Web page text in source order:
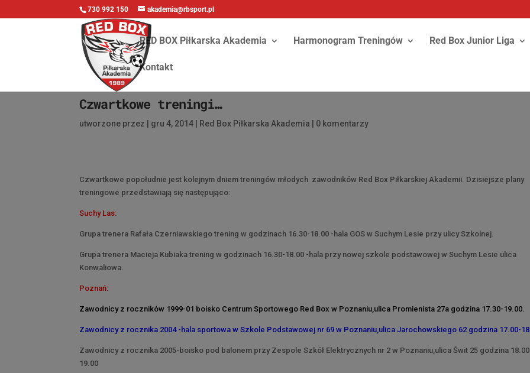
730 992 150 akademia@rbsport.pl
RED BOX Piłkarska Akademia Harmonogram Treningów Red Box Junior Liga
Kontakt
Czwartkowe treningi…
utworzone przez gru 4, 2014 Red Box Piłkarska Akademia 0 komentarzy
Czwartkowe popołudnie jest kolejnym dniem treningów młodych zawodników Red Box Piłkarskiej Akademii. Dzisiejsze plany
treningowe przedstawiają się następująco:
Suchy Las:
Grupa trenera Rafała Czerniawskiego trening w godzinach 16.30-18.00 -hala GOS w Suchym Lesie przy ulicy Szkolnej.
Grupa trenera Macieja Kubiaka trening w godzinach 16.30-18.00 -hala przy nowej szkole podstawowej w Suchym Lesie ulica
Konwaliowa.
Poznań:
Zawodnicy z roczników 1999-01 boisko Centrum Sportowego Red Box w Poznaniu,ulica Promienista 27a godzina 17.30-19.00.
Zawodnicy z rocznika 2004 -hala sportowa w Szkole Podstawowej nr 69 w Poznaniu,ulica Jarochowskiego 62 godzina 17.00-
Zawodnicy z rocznika 2005-boisko pod balonem przy Zespole Szkół Elektrycznych nr 2 w Poznaniu,ulica Świt 25 godzina
19.00